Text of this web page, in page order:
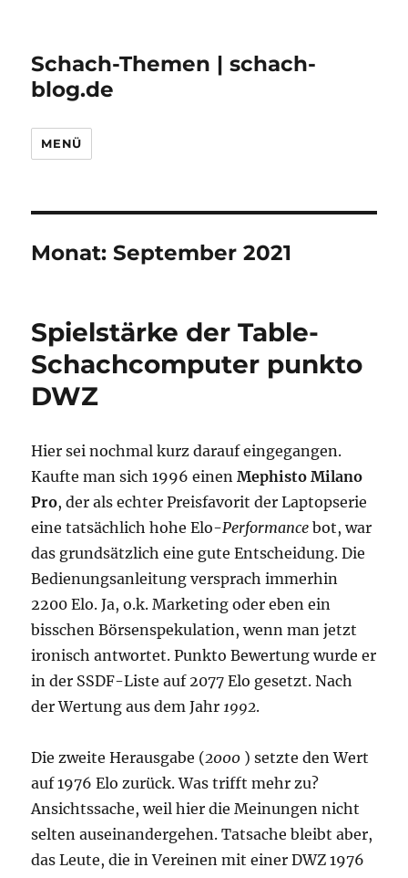
Schach-Themen | schach-
blog.de
MENÜ
Monat:September 2021
Spielstärke der Table-
Schachcomputer punkto
DWZ
Hier sei nochmal kurz darauf eingegangen.
Kaufte man sich 1996 einenMephisto Milano
Pro, der als echter Preisfavorit der Laptopserie
eine tatsächlich hohe Elo-Performance bot, war
das grundsätzlich eine gute Entscheidung. Die
Bedienungsanleitung versprach immerhin
2200 Elo. Ja, o.k. Marketing oder eben ein
bisschen Börsenspekulation, wenn man jetzt
ironisch antwortet. Punkto Bewertung wurde er
in der SSDF-Liste auf 2077 Elo gesetzt. Nach
der Wertung aus dem Jahr1992.
Die zweite Herausgabe (2000 ) setzte den Wert
auf 1976 Elo zurück. Was trifft mehr zu?
Ansichtssache, weil hier die Meinungen nicht
selten auseinandergehen. Tatsache bleibt aber,
das Leute, die in Vereinen mit einer DWZ 1976